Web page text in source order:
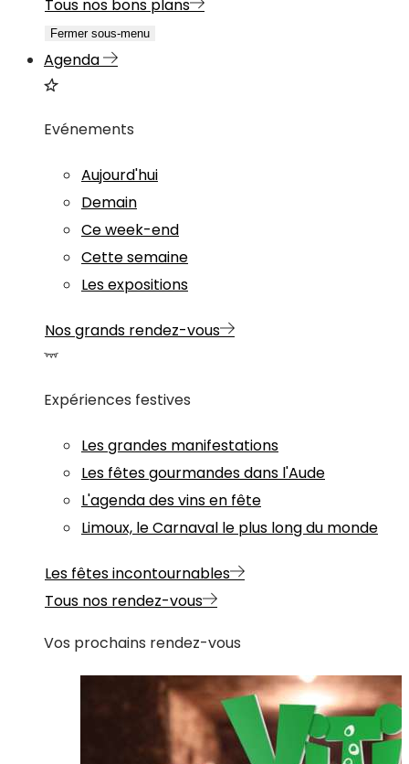
Tous nos bons plans
Fermer sous-menu
Agenda
Evénements
Aujourd'hui
Demain
Ce week-end
Cette semaine
Les expositions
Nos grands rendez-vous
Expériences festives
Les grandes manifestations
Les fêtes gourmandes dans l'Aude
L'agenda des vins en fête
Limoux, le Carnaval le plus long du monde
Les fêtes incontournables
Tous nos rendez-vous
Vos prochains rendez-vous